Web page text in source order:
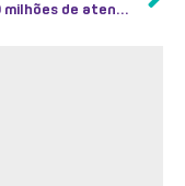
UPAs: 30 milhões de atendimentos